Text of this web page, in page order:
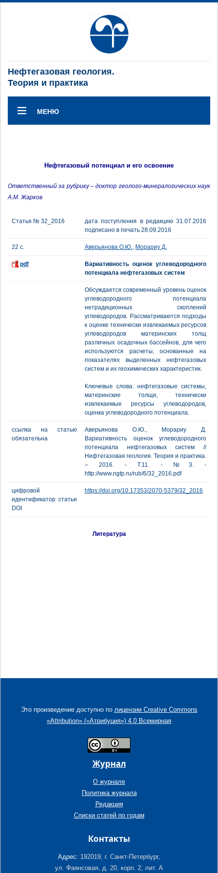
Нефтегазовая геология.
Теория и практика
МЕНЮ
Нефтегазовый потенциал и его освоение
Ответственный за рубрику – доктор геолого-минералогических наук
А.М. Жарков
Статья № 32_2016
дата поступления в редакцию 31.07.2016
подписано в печать 28.09.2016
22 с. Аверьянова О.Ю., Морариу Д.
pdf
Вариативность оценок углеводородного
потенциала нефтегазовых систем
Обсуждается современный уровень оценок
углеводородного потенциала
нетрадиционных скоплений
углеводородов. Рассматриваются подходы
к оценке технически извлекаемых ресурсов
углеводородов материнских толщ
различных осадочных бассейнов, для чего
используются расчеты, основанные на
показателях выделенных нефтегазовых
систем и их геохимических характеристик.
Ключевые слова: нефтегазовые системы,
материнские толщи, технически
извлекаемые ресурсы углеводородов,
оценка углеводородного потенциала.
ссылка на статью
обязательна
Аверьянова О.Ю., Морариу Д.
Вариативность оценок углеводородного
потенциала нефтегазовых систем //
Нефтегазовая геология. Теория и практика.
– 2016. - Т.11. - №3. -
http://www.ngtp.ru/rub/6/32_2016.pdf
цифровой
идентификатор статьи
DOI
https://doi.org/10.17353/2070-5379/32_2016
Литература
Это произведение доступно по лицензии Creative Commons
«Attribution» («Атрибуция») 4.0 Всемирная
Журнал
О журнале
Политика журнала
Редакция
Списки статей по годам
Контакты
Адрес: 192019, г. Санкт-Петербург,
ул. Фаянсовая, д. 20, корп. 2, лит. А